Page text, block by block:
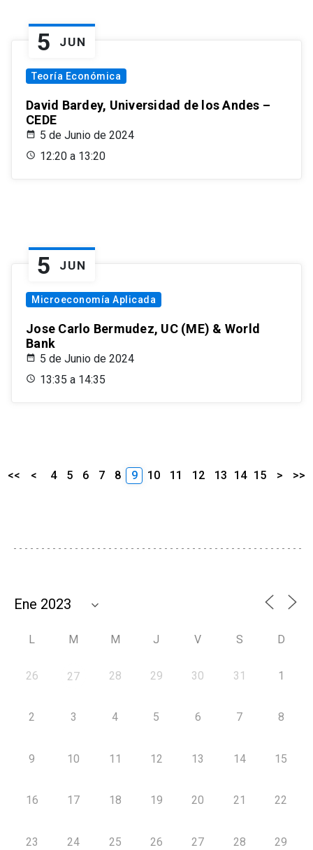
5 JUN
Teoría Económica
David Bardey, Universidad de los Andes –
CEDE
5 de Junio de 2024
12:20 a 13:20
5 JUN
Microeconomía Aplicada
Jose Carlo Bermudez, UC (ME) & World
Bank
5 de Junio de 2024
13:35 a 14:35
<< < 4 5 6 7 8 9 10 11 12 13 14 15 > >>
L M M J V S D
26 27 28 29 30 31 1
2 3 4 5 6 7 8
9 10 11 12 13 14 15
16 17 18 19 20 21 22
23 24 25 26 27 28 29